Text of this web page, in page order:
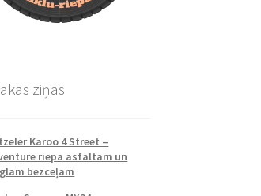
ziņas
Karoo 4 Street –
riepa asfaltam un
bezceļam